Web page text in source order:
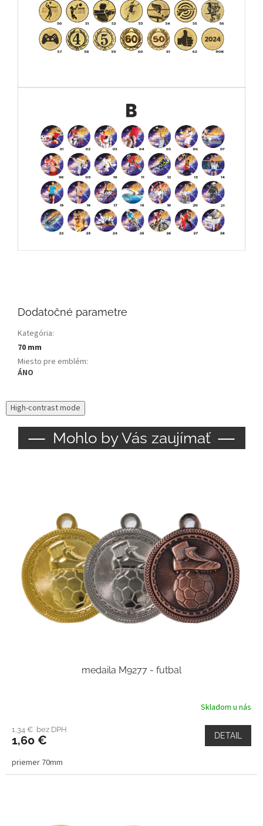
Dodatočné parametre
Kategória:
70 mm
Miesto pre emblém:
ÁNO
High-contrast mode
Mohlo by Vás zaujímať
medaila M9277 - futbal
Skladom u nás
1,34 € bez DPH
1,60 € DETAIL
priemer 70mm